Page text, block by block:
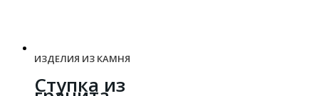
ИЗДЕЛИЯ ИЗ КАМНЯ
Ступка из